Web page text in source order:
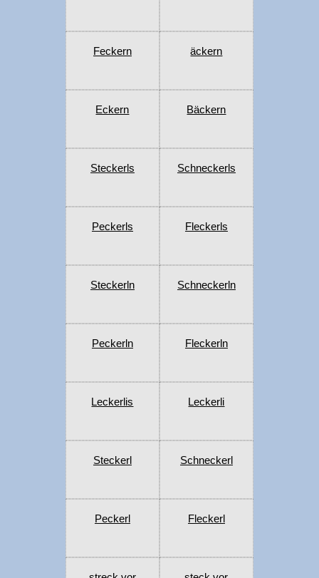
Feckern äckern
Eckern Bäckern
Steckerls Schneckerls
Peckerls Fleckerls
Steckerln Schneckerln
Peckerln Fleckerln
Leckerlis Leckerli
Steckerl Schneckerl
Peckerl Fleckerl